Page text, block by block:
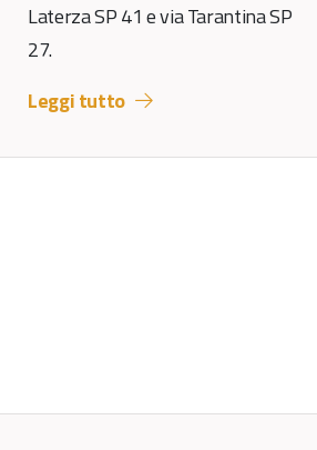
Laterza SP 41 e via Tarantina SP
27.
Leggi tutto